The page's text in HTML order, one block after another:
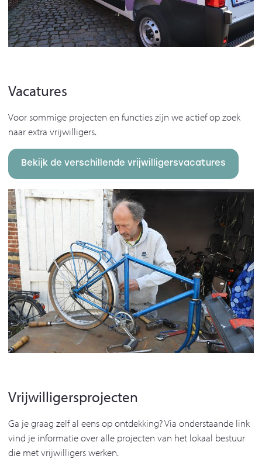
Vacatures
Voor sommige projecten en functies zijn we actief op zoek
naar extra vrijwilligers.
Bekijk de verschillende vrijwilligersvacatures
Vrijwilligersprojecten
Ga je graag zelf al eens op ontdekking? Via onderstaande link
vind je informatie over alle projecten van het lokaal bestuur
die met vrijwilligers werken.